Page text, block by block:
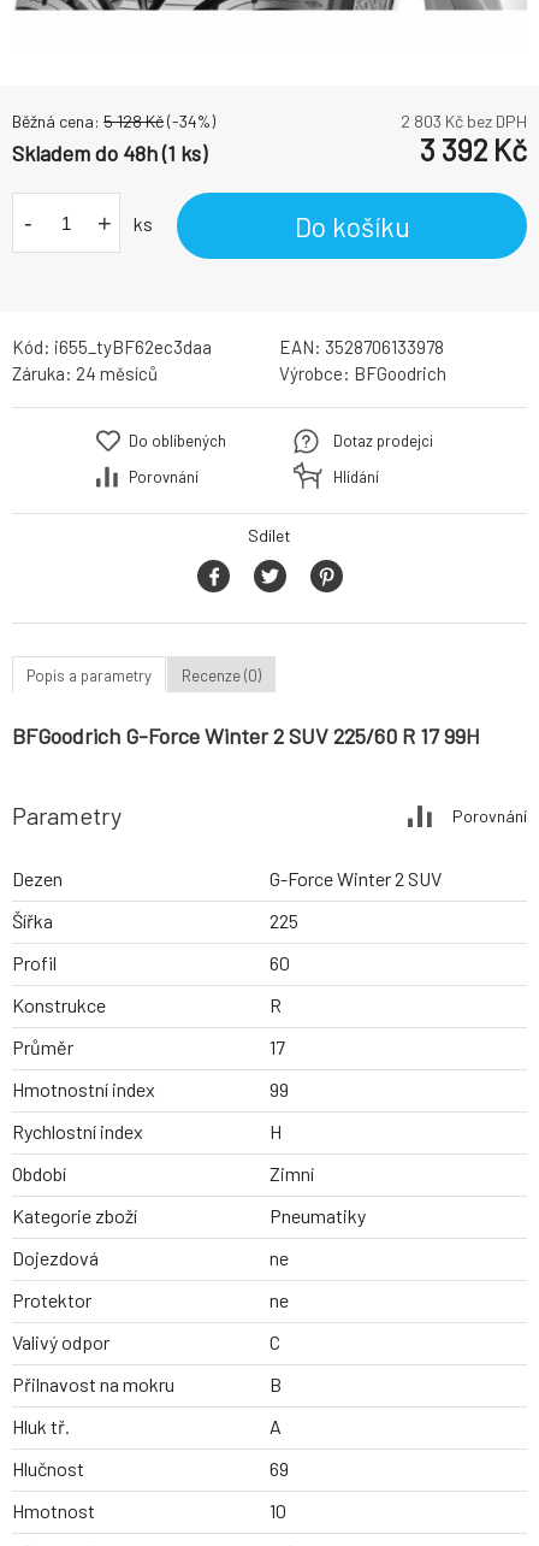
Běžná cena: 5 128Kč(-34%) 2 803 Kč bez DPH
Skladem do 48h (1 ks) 3 392 Kč
- + ks Do košíku
Kód: i655_tyBF62ec3daa EAN: 3528706133978
Záruka: 24 měsíců Výrobce: BFGoodrich
Do oblíbených
Porovnání
Dotaz prodejci
Hlídání
Sdílet
Popis a parametry Recenze (0)
BFGoodrich G-Force Winter 2 SUV 225/60 R 17 99H
Parametry Porovnání
Dezen
G-Force Winter 2 SUV
Šířka
225
Profil
60
Konstrukce
R
Průměr
17
Hmotnostní index
99
Rychlostní index
H
Období
Zimní
Kategorie zboží
Pneumatiky
Dojezdová
ne
Protektor
ne
Valivý odpor
C
Přilnavost na mokru
B
Hluk tř.
A
Hlučnost
69
Hmotnost
10